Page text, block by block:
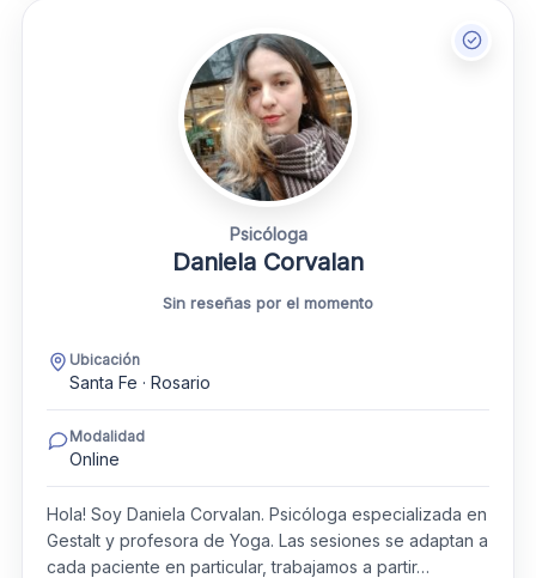
Psicóloga
Daniela Corvalan
Sin reseñas por el momento
Ubicación
Santa Fe · Rosario
Modalidad
Online
Hola! Soy Daniela Corvalan. Psicóloga especializada en
Gestalt y profesora de Yoga. Las sesiones se adaptan a
cada paciente en particular, trabajamos a partir…